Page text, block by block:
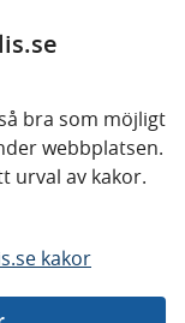
bra som möjligt
webbplatsen.
urval av kakor.
kakor